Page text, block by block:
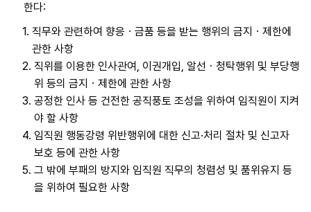
한다:
1. 직무와 관련하여 향응ㆍ금품 등을 받는 행위의 금지ㆍ제한에
관한 사항
2. 직위를 이용한 인사관여, 이권개입, 알선ㆍ청탁행위 및 부당행
위 등의 금지ㆍ제한에 관한 사항
3. 공정한 인사 등 건전한 공직풍토 조성을 위하여 임직원이 지켜
야 할 사항
4. 임직원 행동강령 위반행위에 대한 신고·처리 절차 및 신고자
보호 등에 관한 사항
5. 그 밖에 부패의 방지와 임직원 직무의 청렴성 및 품위유지 등
을 위하여 필요한 사항